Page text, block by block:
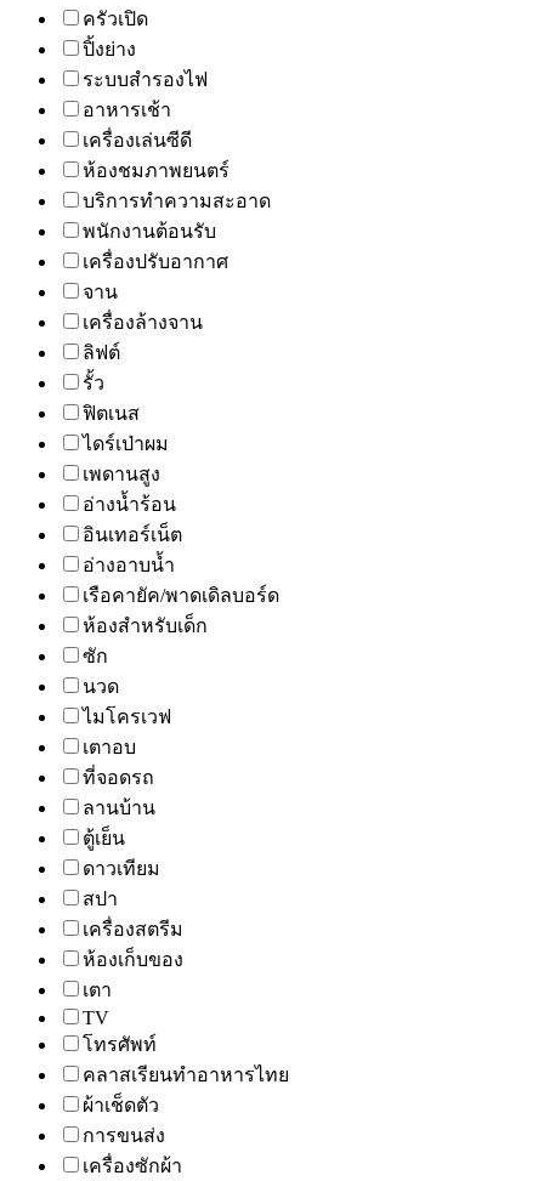
ครัวเปิด
ปิ้งย่าง
ระบบสำรองไฟ
อาหารเช้า
เครื่องเล่นซีดี
ห้องชมภาพยนตร์
บริการทำความสะอาด
พนักงานต้อนรับ
เครื่องปรับอากาศ
จาน
เครื่องล้างจาน
ลิฟต์
รั้ว
ฟิตเนส
ไดร์เป่าผม
เพดานสูง
อ่างน้ำร้อน
อินเทอร์เน็ต
อ่างอาบน้ำ
เรือคายัค/พาดเดิลบอร์ด
ห้องสำหรับเด็ก
ซัก
นวด
ไมโครเวฟ
เตาอบ
ที่จอดรถ
ลานบ้าน
ตู้เย็น
ดาวเทียม
สปา
เครื่องสตรีม
ห้องเก็บของ
เตา
TV
โทรศัพท์
คลาสเรียนทำอาหารไทย
ผ้าเช็ดตัว
การขนส่ง
เครื่องซักผ้า